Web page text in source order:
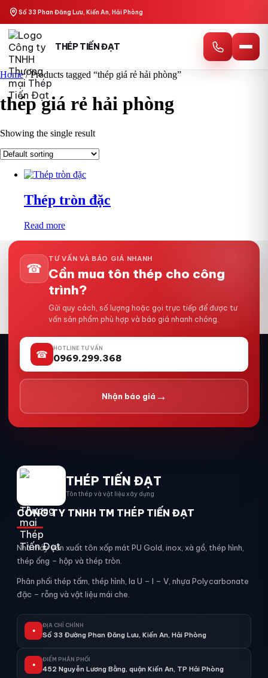
content
Số 33 Phan Đăng Lưu, Kiến An, Hải Phòng
THÉP TIẾN ĐẠT
Home/ Products tagged “thép giá rẻ hải phòng”
thép giá rẻ hải phòng
Showing the single result
Thép tròn đặc
Read more
☎
TƯ VẤN VÀ BÁO GIÁ NHANH
Cần mua tôn thép cho công
trình?
Gửi quy cách, số lượng hoặc gọi trực tiếp để được tư
vấn sản phẩm phù hợp và báo giá nhanh chóng.
☎
HOTLINE TƯ VẤN
0969.299.368
Nhận báo giá →
THÉP TIẾN ĐẠT
Tôn thép và vật liệu xây dựng
CÔNG TY TNHH TM THÉP TIẾN ĐẠT
Nhà máy sản xuất tôn xốp mát PU Gold, inox, xà gồ, thép hình,
thép ống – hộp và thép tròn.
Phân phối thép tấm, thép hình, la U – I – V, nhựa Polycarbonate
đặc – rỗng và vật liệu mái che.
●
ĐỊA CHỈ CHÍNH
Số 33 Đường Phan Đăng Lưu, Kiến An, Hải Phòng
●
ĐIỂM PHÂN PHỐI
452 Nguyễn Lương Bằng, quận Kiến An, TP Hải Phòng